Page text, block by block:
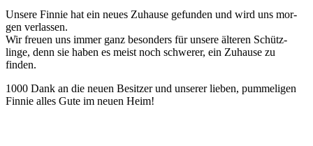
Unsere Finnie hat ein neues Zu­hause ge­fun­den und wird uns mor­
gen ver­lassen.
Wir freuen uns immer ganz be­sonders für un­sere älter­en Schütz­
linge, denn sie haben es meist noch schwer­er, ein Zu­hause zu
finden.
1000 Dank an die neuen Be­sitzer und unser­er lieben, pummel­igen
Finnie alles Gute im neuen Heim!